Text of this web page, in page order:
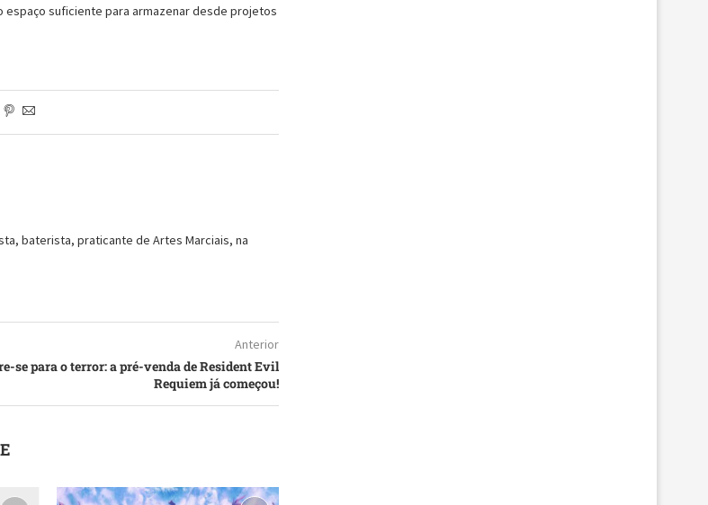
espaço suficiente para armazenar desde projetos
baterista, praticante de Artes Marciais, na
Anterior
se para o terror: a pré-venda de Resident Evil
Requiem já começou!